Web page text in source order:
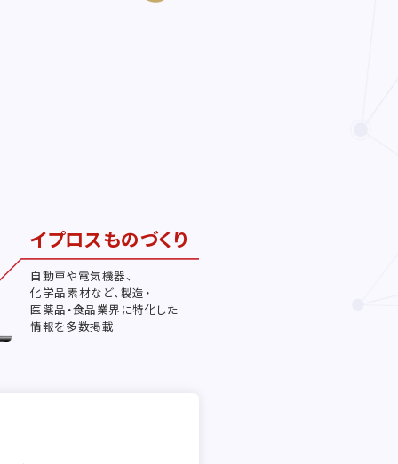
イプロスものづくり
自動車や電気機器、
化学品素材など、製造・
医薬品・食品業界に特化した
情報を多数掲載